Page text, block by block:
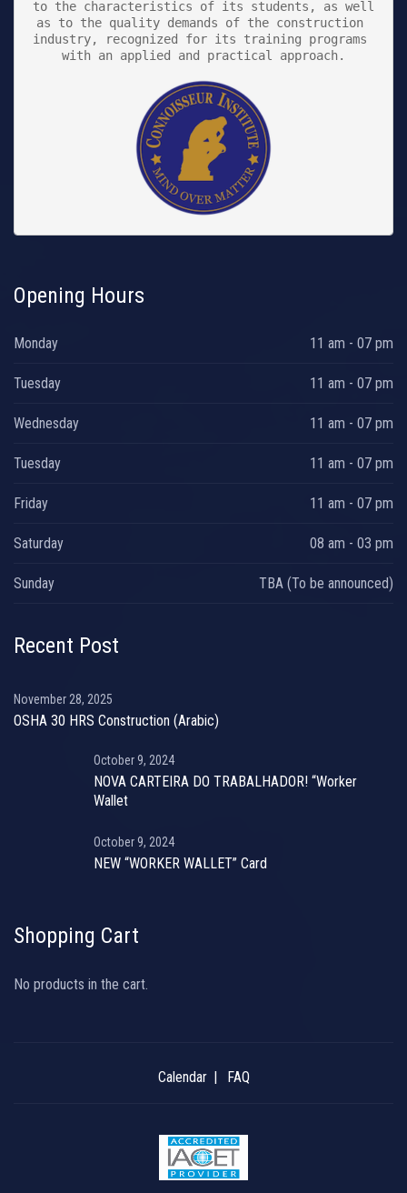
to the characteristics of its students, as well
as to the quality demands of the construction
industry, recognized for its training programs
with an applied and practical approach.
Opening Hours
Monday 11 am - 07 pm
Tuesday 11 am - 07 pm
Wednesday 11 am - 07 pm
Tuesday 11 am - 07 pm
Friday 11 am - 07 pm
Saturday 08 am - 03 pm
Sunday TBA (To be announced)
Recent Post
November 28, 2025
OSHA 30 HRS Construction (Arabic)
October 9, 2024
NOVA CARTEIRA DO TRABALHADOR! “Worker
Wallet
October 9, 2024
NEW “WORKER WALLET” Card
Shopping Cart
No products in the cart.
Calendar FAQ